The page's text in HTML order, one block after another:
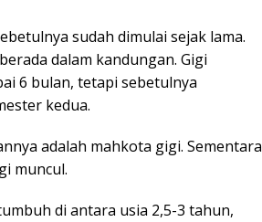
sudah dimulai sejak lama.
dalam kandungan. Gigi
6 bulan, tetapi sebetulnya
kedua.
adalah mahkota gigi. Sementara
muncul.
di antara usia 2,5-3 tahun,